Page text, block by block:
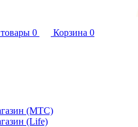
0 Корзина 0
(МТС)
(Life)